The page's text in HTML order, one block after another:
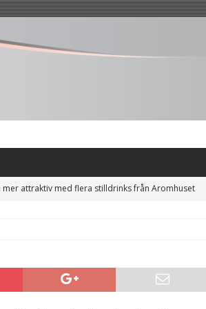
mer attraktiv med flera stilldrinks från Aromhuset
stilldrink och minska risken för prischock på läsk